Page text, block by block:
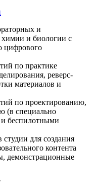
и
химии и биологии с
цифрового
по практике
реверс-
материалов и
по проектированию,
(в специально
и беспилотными
для создания
контента
демонстрационные